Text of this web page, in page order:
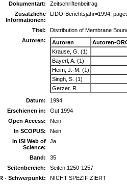
Dokumentart:
Zeitschriftenbeitrag
Zusätzliche
Informationen:
LIDO-Berichtsjahr=1994,
Titel:
Distribution of Membrane
Autoren:
Autoren
Autoren-
Krause, G. (1)
Bayerl, A. (1)
Heim, J.-M. (1)
Singh, S. (1)
Gerzer, R.
Datum:
1994
Erschienen in:
Gut 1994
Open Access:
Nein
In SCOPUS:
Nein
In ISI Web of
Science:
Ja
Band:
35
Seitenbereich:
Seiten 1250-1257
- Schwerpunkt:
NICHT SPEZIFIZIERT